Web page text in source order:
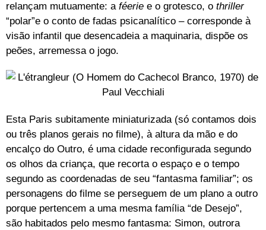
relançam mutuamente: a féerie e o grotesco, o thriller
“polar”e o conto de fadas psicanalítico – corresponde à
visão infantil que desencadeia a maquinaria, dispõe os
peões, arremessa o jogo.
Esta Paris subitamente miniaturizada (só contamos dois
ou três planos gerais no filme), à altura da mão e do
encalço do Outro, é uma cidade reconfigurada segundo
os olhos da criança, que recorta o espaço e o tempo
segundo as coordenadas de seu “fantasma familiar”; os
personagens do filme se perseguem de um plano a outro
porque pertencem a uma mesma família “de Desejo”,
são habitados pelo mesmo fantasma: Simon, outrora